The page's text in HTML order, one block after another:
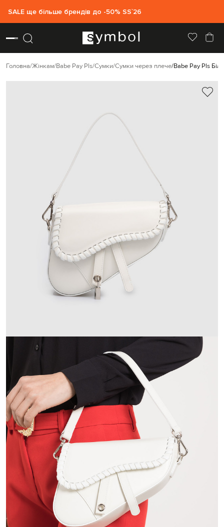
SALE ще більше брендів до -50% SS`26
Головна Жінкам Babe Pay Pls Сумки Сумки через плече Babe Pay Pls